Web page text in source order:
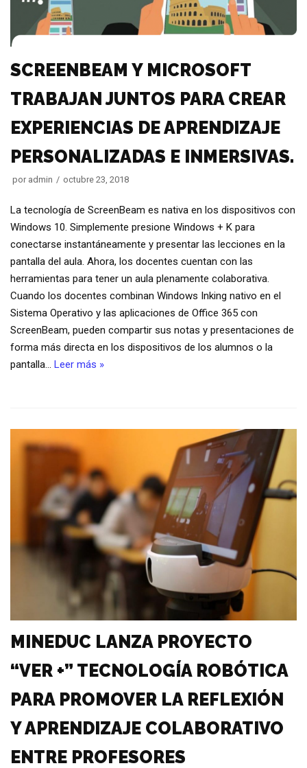
SCREENBEAM Y MICROSOFT
TRABAJAN JUNTOS PARA CREAR
EXPERIENCIAS DE APRENDIZAJE
PERSONALIZADAS E INMERSIVAS.
por admin octubre 23, 2018
La tecnología de ScreenBeam es nativa en los dispositivos con
Windows 10. Simplemente presione Windows + K para
conectarse instantáneamente y presentar las lecciones en la
pantalla del aula. Ahora, los docentes cuentan con las
herramientas para tener un aula plenamente colaborativa.
Cuando los docentes combinan Windows Inking nativo en el
Sistema Operativo y las aplicaciones de Office 365 con
ScreenBeam, pueden compartir sus notas y presentaciones de
forma más directa en los dispositivos de los alumnos o la
pantalla… Leer más »
MINEDUC LANZA PROYECTO
“VER +” TECNOLOGÍA ROBÓTICA
PARA PROMOVER LA REFLEXIÓN
Y APRENDIZAJE COLABORATIVO
ENTRE PROFESORES